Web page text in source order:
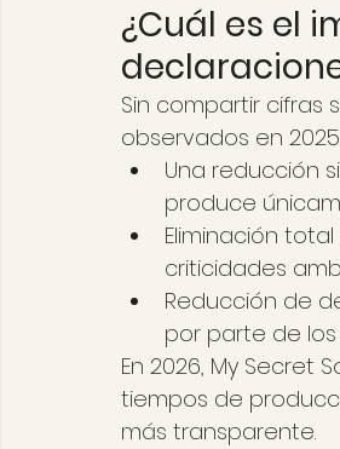
¿Cuál es el
Sin compartir
observados en
Una reducción
produce
Eliminación
criticidades
Reducción de
por parte de
En 2026, My
tiempos de
más transparente.